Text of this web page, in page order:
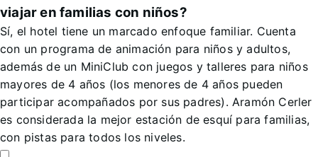
viajar en familias con niños?
Sí, el hotel tiene un marcado enfoque familiar. Cuenta
con un programa de animación para niños y adultos,
además de un MiniClub con juegos y talleres para niños
mayores de 4 años (los menores de 4 años pueden
participar acompañados por sus padres). Aramón Cerler
es considerada la mejor estación de esquí para familias,
con pistas para todos los niveles.